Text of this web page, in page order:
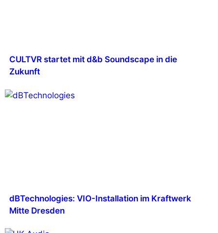
CULTVR startet mit d&b Soundscape in die
Zukunft
dBTechnologies: VIO-Installation im Kraftwerk
Mitte Dresden